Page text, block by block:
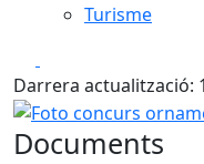
Turisme
Darrera actualització:
Foto concurs
Documents